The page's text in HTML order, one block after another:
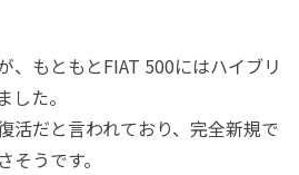
、もともとFIAT 500にはハイブリ
した。
活だと言われており、完全新規で
うです。